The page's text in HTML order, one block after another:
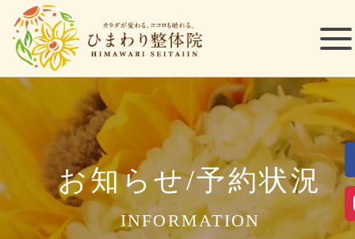
お知らせ/予約状況
INFORMATION